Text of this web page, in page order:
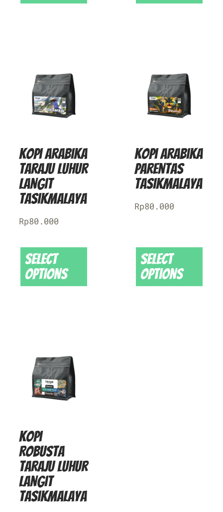
Kopi Arabika
Taraju Luhur
Langit
Tasikmalaya
Rp80.000
Select
options
Kopi Arabika
Parentas
Tasikmalaya
Rp80.000
Select
options
Kopi
Robusta
Taraju Luhur
Langit
Tasikmalaya